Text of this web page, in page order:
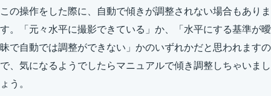
この操作をした際に、自動で傾きが調整されない場合もありま
す。「元々水平に撮影できている」か、「水平にする基準が曖
昧で自動では調整ができない」かのいずれかだと思われますの
で、気になるようでしたらマニュアルで傾き調整しちゃいまし
ょう。